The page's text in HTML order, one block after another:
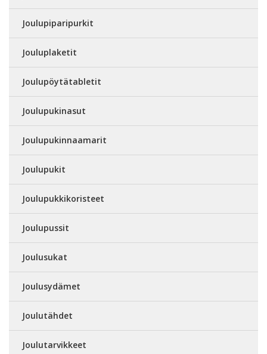
Joulupiparipurkit
Jouluplaketit
Joulupöytätabletit
Joulupukinasut
Joulupukinnaamarit
Joulupukit
Joulupukkikoristeet
Joulupussit
Joulusukat
Joulusydämet
Joulutähdet
Joulutarvikkeet